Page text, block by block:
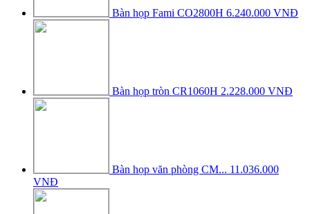
Bàn họp Fami CO2800H 6.240.000 VNĐ
Bàn họp tròn CR1060H 2.228.000 VNĐ
Bàn họp văn phòng CM... 11.036.000
VNĐ